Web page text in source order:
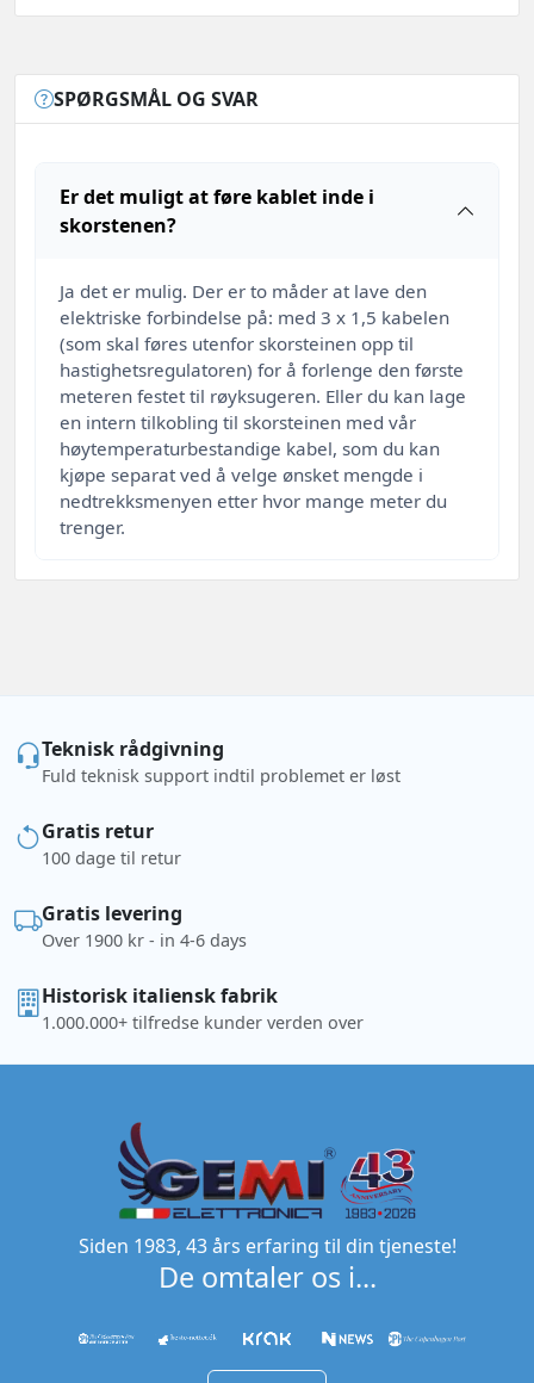
SPØRGSMÅL OG SVAR
Er det muligt at føre kablet inde i
skorstenen?
Ja det er mulig. Der er to måder at lave den
elektriske forbindelse på: med 3 x 1,5 kabelen
(som skal føres utenfor skorsteinen opp til
hastighetsregulatoren) for å forlenge den første
meteren festet til røyksugeren. Eller du kan lage
en intern tilkobling til skorsteinen med vår
høytemperaturbestandige kabel, som du kan
kjøpe separat ved å velge ønsket mengde i
nedtrekksmenyen etter hvor mange meter du
trenger.
Teknisk rådgivning
Fuld teknisk support indtil problemet er løst
Gratis retur
100 dage til retur
Gratis levering
Over 1900 kr - in 4-6 days
Historisk italiensk fabrik
1.000.000+ tilfredse kunder verden over
Siden 1983, 43 års erfaring til din tjeneste!
De omtaler os i...